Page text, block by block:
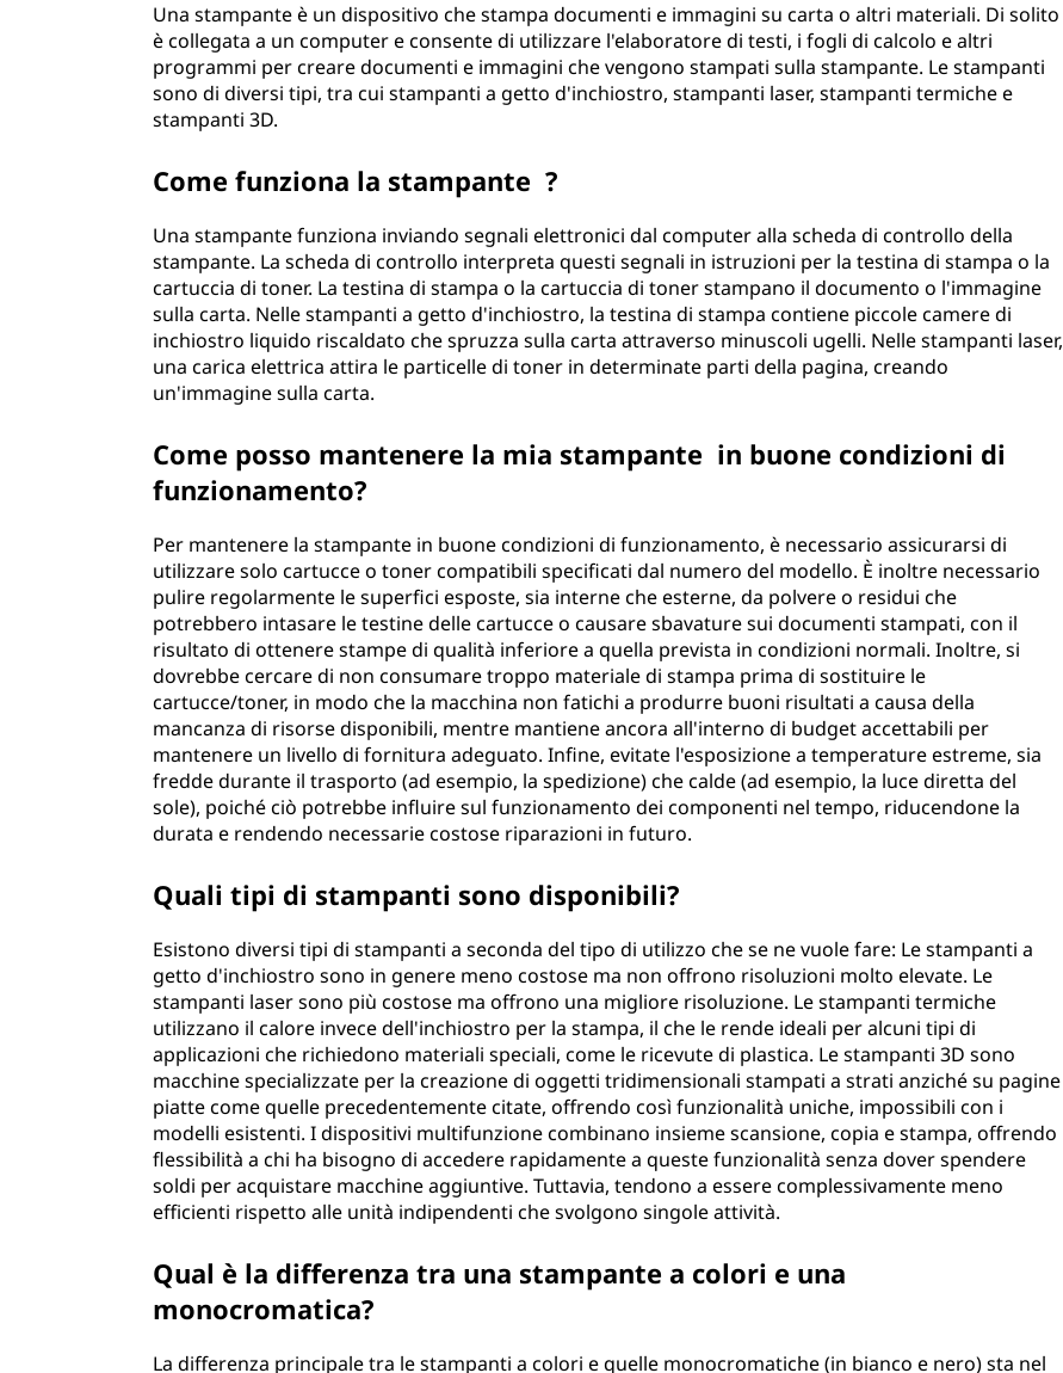
Una stampante è un dispositivo che stampa documenti e immagini su carta o altri materiali. Di solito
è collegata a un computer e consente di utilizzare l'elaboratore di testi, i fogli di calcolo e altri
programmi per creare documenti e immagini che vengono stampati sulla stampante. Le stampanti
sono di diversi tipi, tra cui stampanti a getto d'inchiostro, stampanti laser, stampanti termiche e
stampanti 3D.
Come funziona la stampante ?
Una stampante funziona inviando segnali elettronici dal computer alla scheda di controllo della
stampante. La scheda di controllo interpreta questi segnali in istruzioni per la testina di stampa o la
cartuccia di toner. La testina di stampa o la cartuccia di toner stampano il documento o l'immagine
sulla carta. Nelle stampanti a getto d'inchiostro, la testina di stampa contiene piccole camere di
inchiostro liquido riscaldato che spruzza sulla carta attraverso minuscoli ugelli. Nelle stampanti laser,
una carica elettrica attira le particelle di toner in determinate parti della pagina, creando
un'immagine sulla carta.
Come posso mantenere la mia stampante in buone condizioni di
funzionamento?
Per mantenere la stampante in buone condizioni di funzionamento, è necessario assicurarsi di
utilizzare solo cartucce o toner compatibili specificati dal numero del modello. È inoltre necessario
pulire regolarmente le superfici esposte, sia interne che esterne, da polvere o residui che
potrebbero intasare le testine delle cartucce o causare sbavature sui documenti stampati, con il
risultato di ottenere stampe di qualità inferiore a quella prevista in condizioni normali. Inoltre, si
dovrebbe cercare di non consumare troppo materiale di stampa prima di sostituire le
cartucce/toner, in modo che la macchina non fatichi a produrre buoni risultati a causa della
mancanza di risorse disponibili, mentre mantiene ancora all'interno di budget accettabili per
mantenere un livello di fornitura adeguato. Infine, evitate l'esposizione a temperature estreme, sia
fredde durante il trasporto (ad esempio, la spedizione) che calde (ad esempio, la luce diretta del
sole), poiché ciò potrebbe influire sul funzionamento dei componenti nel tempo, riducendone la
durata e rendendo necessarie costose riparazioni in futuro.
Quali tipi di stampanti sono disponibili?
Esistono diversi tipi di stampanti a seconda del tipo di utilizzo che se ne vuole fare: Le stampanti a
getto d'inchiostro sono in genere meno costose ma non offrono risoluzioni molto elevate. Le
stampanti laser sono più costose ma offrono una migliore risoluzione. Le stampanti termiche
utilizzano il calore invece dell'inchiostro per la stampa, il che le rende ideali per alcuni tipi di
applicazioni che richiedono materiali speciali, come le ricevute di plastica. Le stampanti 3D sono
macchine specializzate per la creazione di oggetti tridimensionali stampati a strati anziché su pagine
piatte come quelle precedentemente citate, offrendo così funzionalità uniche, impossibili con i
modelli esistenti. I dispositivi multifunzione combinano insieme scansione, copia e stampa, offrendo
flessibilità a chi ha bisogno di accedere rapidamente a queste funzionalità senza dover spendere
soldi per acquistare macchine aggiuntive. Tuttavia, tendono a essere complessivamente meno
efficienti rispetto alle unità indipendenti che svolgono singole attività.
Qual è la differenza tra una stampante a colori e una
monocromatica?
La differenza principale tra le stampanti a colori e quelle monocromatiche (in bianco e nero) sta nel